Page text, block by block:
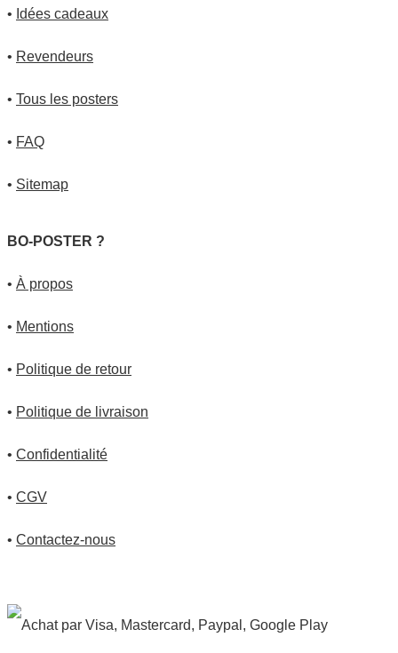
• Idées cadeaux
• Revendeurs
• Tous les posters
• FAQ
• Sitemap
BO-POSTER ?
• À propos
• Mentions
• Politique de retour
• Politique de livraison
• Confidentialité
• CGV
• Contactez-nous